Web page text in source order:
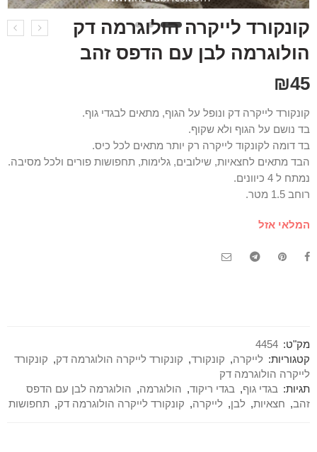
קונקורד לייקרה הולוגרמה דק
הולוגרמה לבן עם הדפס זהב
₪45
קונקורד לייקרה דק ונופל על הגוף, מתאים לבגדי גוף.
בד נושם על הגוף ולא שקוף.
בד דומה לקונקוד לייקרה רק יותר מתאים לכל כיס.
הבד מתאים לחצאיות, שילובים, גלימות, תחפושות פורים ולכל מסיבה.
נמתח ל 4 כיוונים.
רוחב 1.5 מטר.
המלאי אזל
מק"ט: 4454
קטגוריות: לייקרה, קונקורד, קונקורד לייקרה הולוגרמה דק, קונקורד
לייקרה הולוגרמה דק
תגיות: בגדי גוף, בגדי ריקוד, הולוגרמה, הולוגרמה לבן עם הדפס
זהב, חצאיות, לבן, לייקרה, קונקורד לייקרה הולוגרמה דק, תחפושות